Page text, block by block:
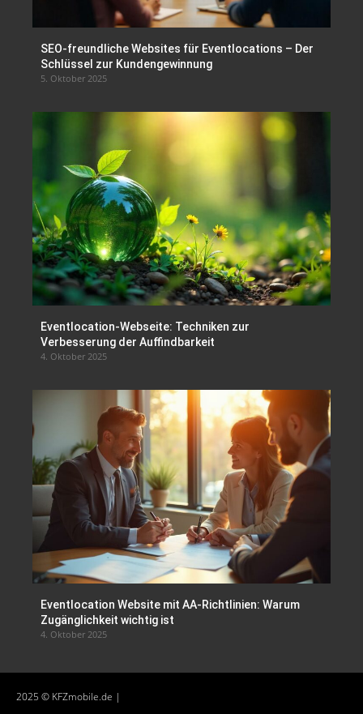
SEO-freundliche Websites für Eventlocations – Der
Schlüssel zur Kundengewinnung
5. Oktober 2025
Eventlocation-Webseite: Techniken zur
Verbesserung der Auffindbarkeit
4. Oktober 2025
Eventlocation Website mit AA-Richtlinien: Warum
Zugänglichkeit wichtig ist
4. Oktober 2025
2025 © KFZmobile.de |